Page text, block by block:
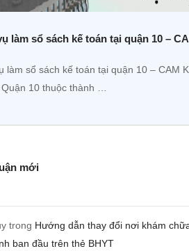
làm sổ sách kế toán tại quận 10 –
làm sổ sách kế toán tại quận 10 – CAM
10 thuộc thành …
mới
trong Hướng dẫn thay đổi nơi khám
ban đầu trên thẻ BHYT
Tôi đã sử dụng dịch vụ
nghiệp và hiện đang sử
toán của kế toán YTHO,